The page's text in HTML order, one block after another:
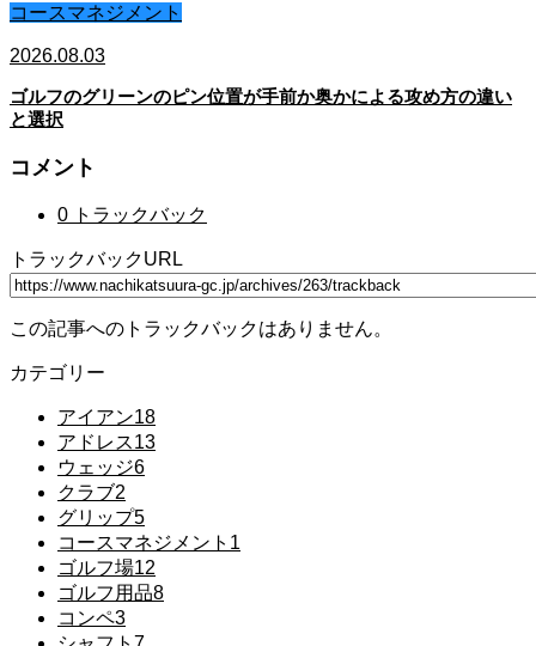
コースマネジメント
2026.08.03
ゴルフのグリーンのピン位置が手前か奥かによる攻め方の違い
と選択
コメント
0 トラックバック
トラックバックURL
この記事へのトラックバックはありません。
カテゴリー
アイアン18
アドレス13
ウェッジ6
クラブ2
グリップ5
コースマネジメント 1
ゴルフ場12
ゴルフ用品8
コンペ3